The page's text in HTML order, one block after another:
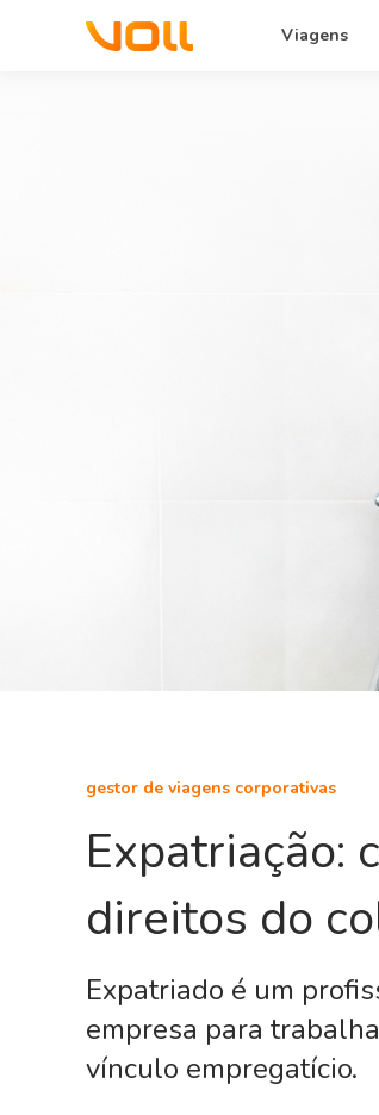
Viagens
gestor de viagens corporativas
Expatriação:
direitos do
Expatriado é um
empresa para
vínculo empregatício.